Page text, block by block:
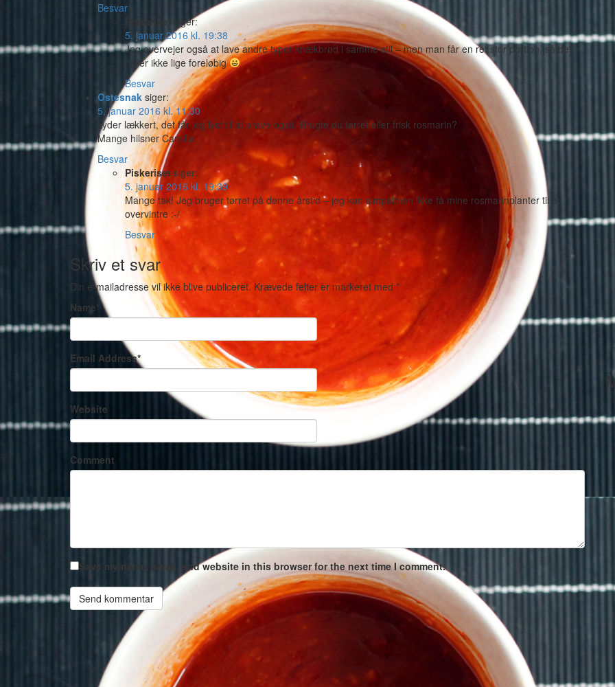
Besvar
Piskeriset
siger:
5. januar 2016 kl. 19:38
Jeg overvejer også at lave andre typer knækbrød i samme stil – men man får en ret stor portion, så det
bliver ikke lige foreløbig
Besvar
Ostesnak siger:
5. januar 2016 kl. 11:30
Lyder lækkert, det får jeg lyst til at prøve også. Brugte du tørret eller frisk rosmarin?
Mange hilsner Camilla
Besvar
Piskeriset siger:
5. januar 2016 kl. 19:39
Mange tak! Jeg bruger tørret på denne årstid – jeg kan simpelthen ikke få mine rosmarinplanter til at
overvintre :-/
Besvar
Skriv et svar
Din e-mailadresse vil ikke blive publiceret. Krævede felter er markeret med *
Name*
Email Address*
Website
Comment
Save my name, email, and website in this browser for the next time I comment.